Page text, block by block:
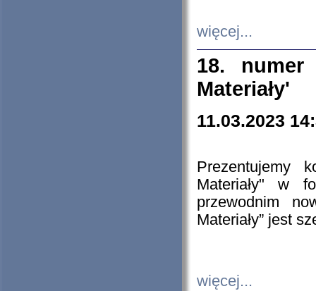
więcej...
18. numer
Materiały'
11.03.2023
Prezentujemy
Materiały" w
przewodnim
Materiały” jest
więcej...